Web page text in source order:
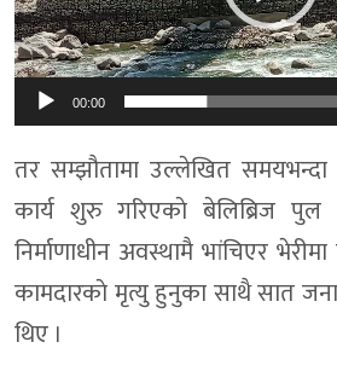
00:00
तर सम्झौतामा उल्लेखित समयभन्दा
कार्य शुरु गरिएकाे बेलिब्रिज
निर्माणाधीन अवस्थामै भांचिएर
कामदारकाे मृत्यु हुनुका साथै सात
थिए ।